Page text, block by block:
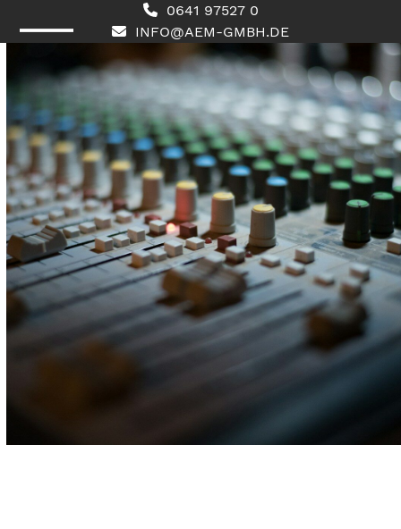
0641 97527 0
INFO@AEM-GMBH.DE
mobile
menu
mobile
menu